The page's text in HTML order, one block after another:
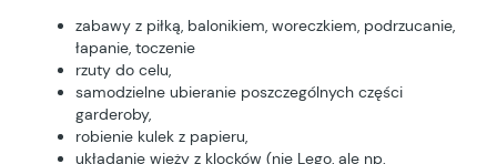
zabawy z piłką, balonikiem, woreczkiem, podrzucanie,
łapanie, toczenie
rzuty do celu,
samodzielne ubieranie poszczególnych części
garderoby,
robienie kulek z papieru,
układanie wieży z klocków (nie Lego, ale np.